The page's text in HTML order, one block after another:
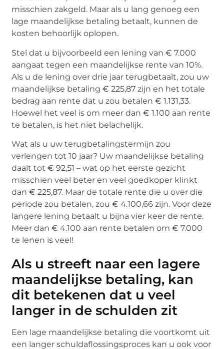
misschien zakgeld. Maar als u lang genoeg een
lage maandelijkse betaling betaalt, kunnen de
kosten behoorlijk oplopen.
Stel dat u bijvoorbeeld een lening van € 7.000
aangaat tegen een maandelijkse rente van 10%.
Als u de lening over drie jaar terugbetaalt, zou uw
maandelijkse betaling € 225,87 zijn en het totale
bedrag aan rente dat u zou betalen € 1.131,33.
Hoewel het veel is om meer dan € 1.100 aan rente
te betalen, is het niet belachelijk.
Wat als u uw terugbetalingstermijn zou
verlengen tot 10 jaar? Uw maandelijkse betaling
daalt tot € 92,51 – wat op het eerste gezicht
misschien veel beter en veel goedkoper klinkt
dan € 225,87. Maar de totale rente die u over die
periode zou betalen, zou € 4.100,66 zijn. Voor deze
langere lening betaalt u bijna vier keer de rente.
Meer dan € 4.100 aan rente betalen om € 7.000
te lenen is veel!
Als u streeft naar een lagere
maandelijkse betaling, kan
dit betekenen dat u veel
langer in de schulden zit
Een lage maandelijkse betaling die voortkomt uit
een langer schuldaflossingsproces kan u ook voor